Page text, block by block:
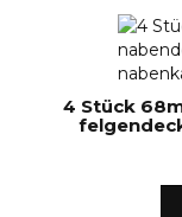
4 Stück